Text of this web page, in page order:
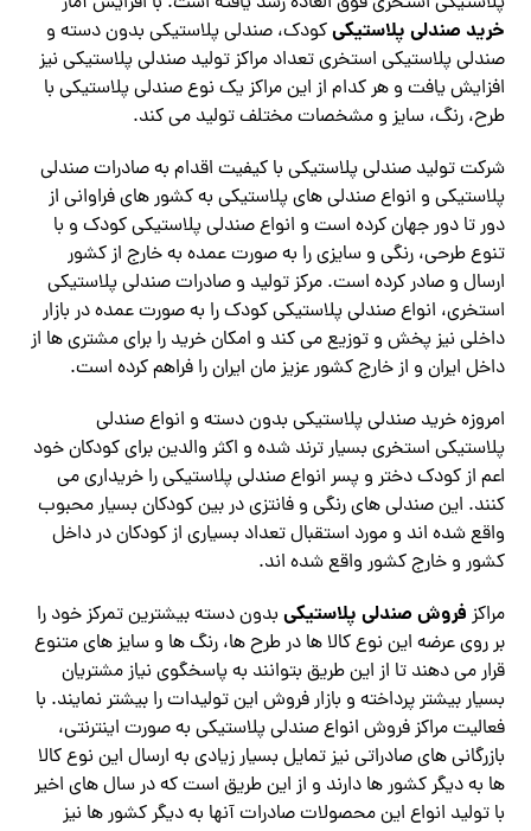
خرید صندلی پلاستیکیکودک، صندلی پلاستیکی بدون دسته و
صندلی پلاستیکی استخری تعداد مراکز تولید صندلی پلاستیکی نیز
افزایش یافت و هر کدام از این مراکز یک نوع صندلی پلاستیکی با
طرح، رنگ، سایز و مشخصات مختلف تولید می کند.
شرکت تولید صندلی پلاستیکی با کیفیت اقدام به صادرات صندلی
پلاستیکی و انواع صندلی های پلاستیکی به کشور های فراوانی از
دور تا دور جهان کرده است و انواع صندلی پلاستیکی کودک و با
تنوع طرحی، رنگی و سایزی را به صورت عمده به خارج از کشور
ارسال و صادر کرده است. مرکز تولید و صادرات صندلی پلاستیکی
استخری، انواع صندلی پلاستیکی کودک را به صورت عمده در بازار
داخلی نیز پخش و توزیع می کند و امکان خرید را برای مشتری ها از
داخل ایران و از خارج کشور عزیز مان ایران را فراهم کرده است.
امروزه خرید صندلی پلاستیکی بدون دسته و انواع صندلی
پلاستیکی استخری بسیار ترند شده و اکثر والدین برای کودکان خود
اعم از کودک دختر و پسر انواع صندلی پلاستیکی را خریداری می
کنند. این صندلی های رنگی و فانتزی در بین کودکان بسیار محبوب
واقع شده اند و مورد استقبال تعداد بسیاری از کودکان در داخل
کشور و خارج کشور واقع شده اند.
مراکز فروش صندلی پلاستیکی بدون دسته بیشترین تمرکز خود را
بر روی عرضه این نوع کالا ها در طرح ها، رنگ ها و سایز های متنوع
قرار می دهند تا از این طریق بتوانند به پاسخگوی نیاز مشتریان
بسیار بیشتر پرداخته و بازار فروش این تولیدات را بیشتر نمایند. با
فعالیت مراکز فروش انواع صندلی پلاستیکی به صورت اینترنتی،
بازرگانی های صادراتی نیز تمایل بسیار زیادی به ارسال این نوع کالا
ها به دیگر کشور ها دارند و از این طریق است که در سال های اخیر
با تولید انواع این محصولات صادرات آنها به دیگر کشور ها نیز